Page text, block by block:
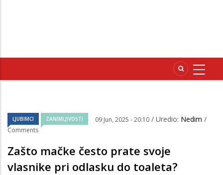
LJUBIMCI ZANIMLJIVOSTI 09 Jun, 2025 - 20:10 / Uredio: Nedim /
Comments
Zašto mačke često prate svoje
vlasnike pri odlasku do toaleta?